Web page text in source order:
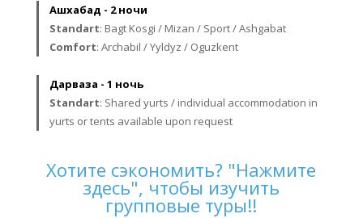
Ашхабад - 2 ночи
Standart: Bagt Kosgi / Mizan / Sport / Ashgabat
Comfort: Archabil / Yyldyz / Oguzkent
Дарваза - 1 ночь
Standart: Shared yurts / individual accommodation in
yurts or tents available upon request
Хотите сэкономить? "Нажмите
здесь", чтобы изучить
групповые туры!!